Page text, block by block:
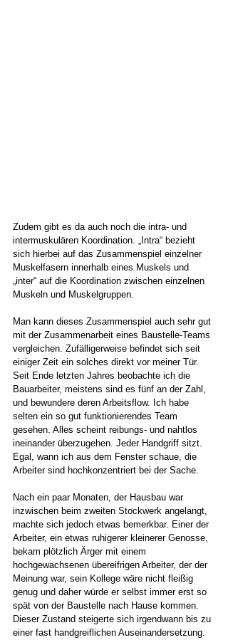
Zudem gibt es da auch noch die intra- und
intermuskulären Koordination. „Intra“ bezieht
sich hierbei auf das Zusammenspiel einzelner
Muskelfasern innerhalb eines Muskels und
„inter“ auf die Koordination zwischen einzelnen
Muskeln und Muskelgruppen.
Man kann dieses Zusammenspiel auch sehr gut
mit der Zusammenarbeit eines Baustelle-Teams
vergleichen. Zufälligerweise befindet sich seit
einiger Zeit ein solches direkt vor meiner Tür.
Seit Ende letzten Jahres beobachte ich die
Bauarbeiter, meistens sind es fünf an der Zahl,
und bewundere deren Arbeitsflow. Ich habe
selten ein so gut funktionierendes Team
gesehen. Alles scheint reibungs- und nahtlos
ineinander überzugehen. Jeder Handgriff sitzt.
Egal, wann ich aus dem Fenster schaue, die
Arbeiter sind hochkonzentriert bei der Sache.
Nach ein paar Monaten, der Hausbau war
inzwischen beim zweiten Stockwerk angelangt,
machte sich jedoch etwas bemerkbar. Einer der
Arbeiter, ein etwas ruhigerer kleinerer Genosse,
bekam plötzlich Ärger mit einem
hochgewachsenen übereifrigen Arbeiter, der der
Meinung war, sein Kollege wäre nicht fleißig
genug und daher würde er selbst immer erst so
spät von der Baustelle nach Hause kommen.
Dieser Zustand steigerte sich irgendwann bis zu
einer fast handgreiflichen Auseinandersetzung.